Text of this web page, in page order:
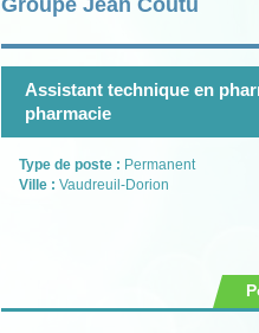
Groupe Jean Coutu
Assistant technique en
pharmacie
Type de poste : Permanent
Ville : Vaudreuil-Dorion